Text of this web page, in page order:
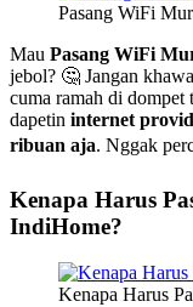
Pasang WiFi
Mau Pasang WiFi
jebol? 🤔 Jangan
cuma ramah di
dapetin internet
ribuan aja. Nggak
Kenapa Harus
IndiHome?
Kenapa Harus